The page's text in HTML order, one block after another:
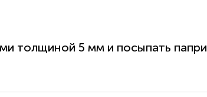
толщиной 5 мм и посыпать